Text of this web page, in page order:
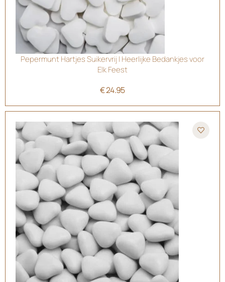
Pepermunt Hartjes Suikervrij | Heerlijke Bedankjes voor
Elk Feest
€24.95